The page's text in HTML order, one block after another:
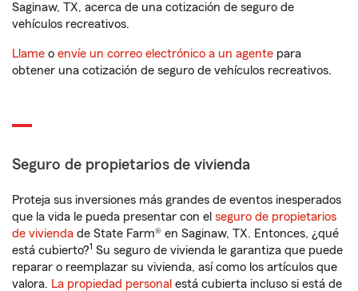
Saginaw, TX, acerca de una cotización de seguro de
vehículos recreativos.
Llame o envíe un correo electrónico a un agente para
obtener una cotización de seguro de vehículos recreativos.
Seguro de propietarios de vivienda
Proteja sus inversiones más grandes de eventos inesperados
que la vida le pueda presentar con el seguro de propietarios
de vivienda de State Farm® en Saginaw, TX. Entonces, ¿qué
está cubierto?1 Su seguro de vivienda le garantiza que puede
reparar o reemplazar su vivienda, así como los artículos que
valora. La propiedad personal está cubierta incluso si está de